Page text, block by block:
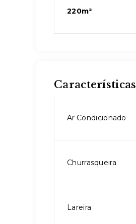
220m²
Características
Ar Condicionado
Churrasqueira
Lareira